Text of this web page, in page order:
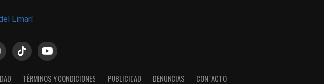
TÉRMINOS Y CONDICIONES PUBLICIDAD DENUNCIAS CONTACTO